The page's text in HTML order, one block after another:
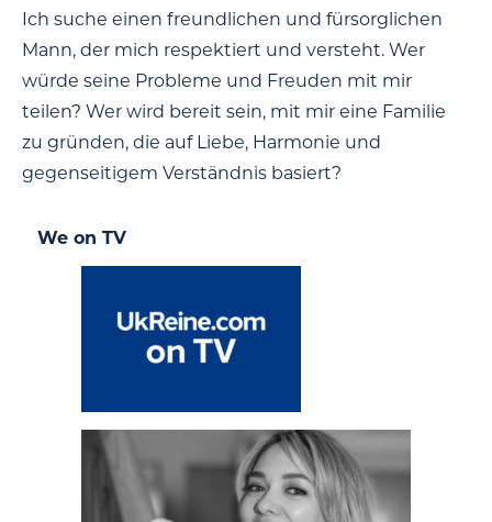
Ich suche einen freundlichen und fürsorglichen
Mann, der mich respektiert und versteht. Wer
würde seine Probleme und Freuden mit mir
teilen? Wer wird bereit sein, mit mir eine Familie
zu gründen, die auf Liebe, Harmonie und
gegenseitigem Verständnis basiert?
We on TV